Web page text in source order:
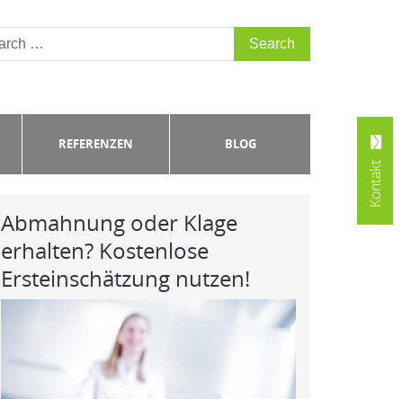
REFERENZEN BLOG
Abmahnung oder Klage
erhalten? Kostenlose
Ersteinschätzung nutzen!
Kontakt